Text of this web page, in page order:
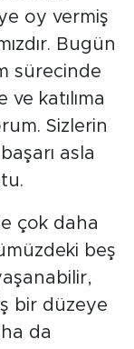
oy vermiş
Bugün
sürecinde
katılıma
Sizlerin
asla
çok daha
beş
bir düzeye
da